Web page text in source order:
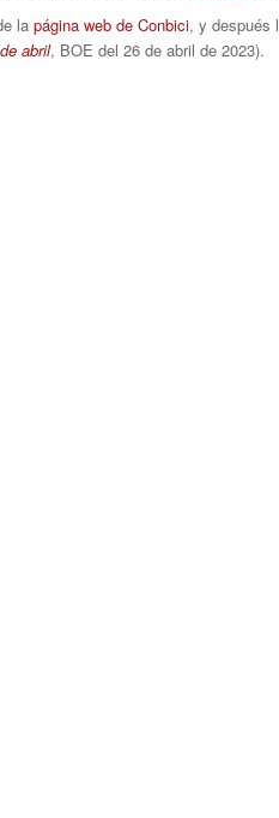
la página web de Conbici, y después
abril, BOE del 26 de abril de 2023).